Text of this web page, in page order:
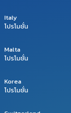
Italy
โปรโมชั่น
Malta
โปรโมชั่น
Korea
โปรโมชั่น